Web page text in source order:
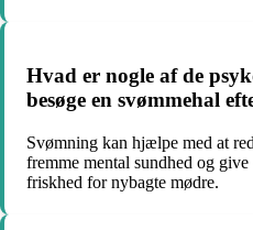
Hvad er nogle af de
besøge en svømmehal
Svømning kan hjælpe med at
fremme mental sundhed og
friskhed for nybagte mødre.